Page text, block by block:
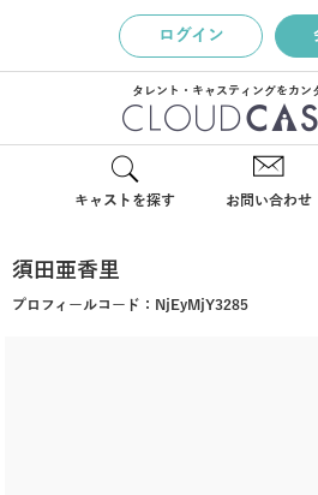
ログイン
タレント・キャスティングをカン
キャストを探す お問い合わせ
須田亜香里
プロフィールコード： NjEyMjY3285